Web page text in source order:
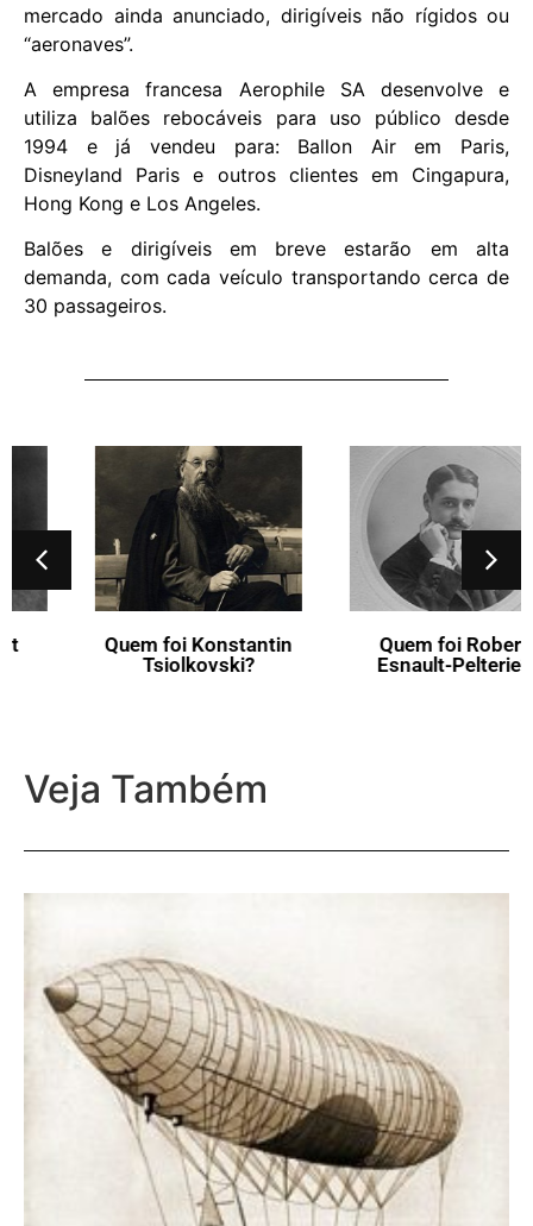
mercado ainda anunciado, dirigíveis não rígidos ou
“aeronaves”.
A empresa francesa Aerophile SA desenvolve e
utiliza balões rebocáveis ​​para uso público desde
1994 e já vendeu para: Ballon Air em Paris,
Disneyland Paris e outros clientes em Cingapura,
Hong Kong e Los Angeles.
Balões e dirigíveis em breve estarão em alta
demanda, com cada veículo transportando cerca de
30 passageiros.
Quem foi Konstantin
Tsiolkovski?
Quem foi Robert
Esnault-Pelterie?
Veja Também